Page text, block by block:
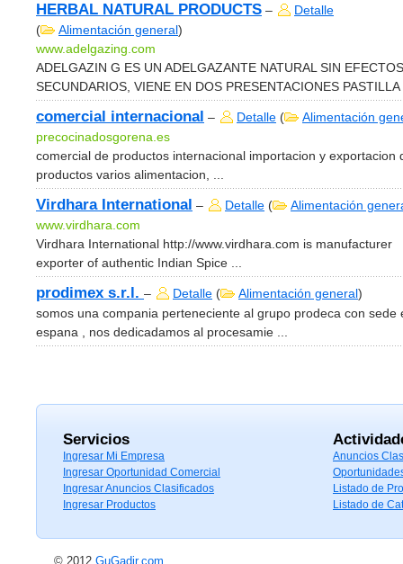
HERBAL NATURAL PRODUCTS –
Detalle
(
Alimentación general)
www.adelgazing.com
ADELGAZIN G ES UN ADELGAZANTE NATURAL SIN EFECTOS
SECUNDARIOS, VIENE EN DOS PRESENTACIONES PASTILLA
comercial internacional – Detalle (
Alimentación
precocinadosgorena.es
comercial de productos internacional importacion y exportacion
productos varios alimentacion, ...
Virdhara International – Detalle (
Alimentación
www.virdhara.com
Virdhara International http://www.virdhara.com is manufacturer
exporter of authentic Indian Spice ...
prodimex s.r.l. – Detalle ( Alimentación general)
somos una compania perteneciente al grupo prodeca con sede
espana , nos dedicadamos al procesamie ...
Servicios
Ingresar Mi Empresa
Ingresar Oportunidad Comercial
Ingresar Anuncios Clasificados
Ingresar Productos
Anuncios
Listado de
Listado de
© 2012 GuGadir.com